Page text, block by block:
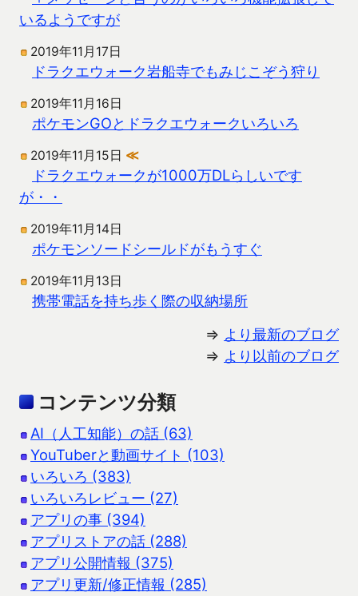
いるようですが
2019年11月17日
ドラクエウォーク岩船寺でもみじこぞう狩り
2019年11月16日
ポケモンGOとドラクエウォークいろいろ
2019年11月15日 ≪
ドラクエウォークが1000万DLらしいです
が・・
2019年11月14日
ポケモンソードシールドがもうすぐ
2019年11月13日
携帯電話を持ち歩く際の収納場所
⇒ より最新のブログ
⇒ より以前のブログ
コンテンツ分類
AI（人工知能）の話 (63)
YouTuberと動画サイト (103)
いろいろ (383)
いろいろレビュー (27)
アプリの事 (394)
アプリストアの話 (288)
アプリ公開情報 (375)
アプリ更新/修正情報 (285)